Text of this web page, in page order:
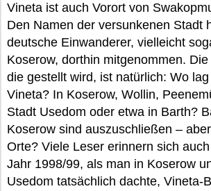
Vineta ist auch Vorort von
Den Namen der versunkenen Stadt
deutsche Einwanderer, vielleicht
Koserow, dorthin mitgenommen.
die gestellt wird, ist natürlich: Wo
Vineta? In Koserow, Wollin,
Stadt Usedom oder etwa in Barth?
Koserow sind auszuschließen –
Orte? Viele Leser erinnern sich
Jahr 1998/99, als man in Koserow
Usedom tatsächlich dachte, Vineta-